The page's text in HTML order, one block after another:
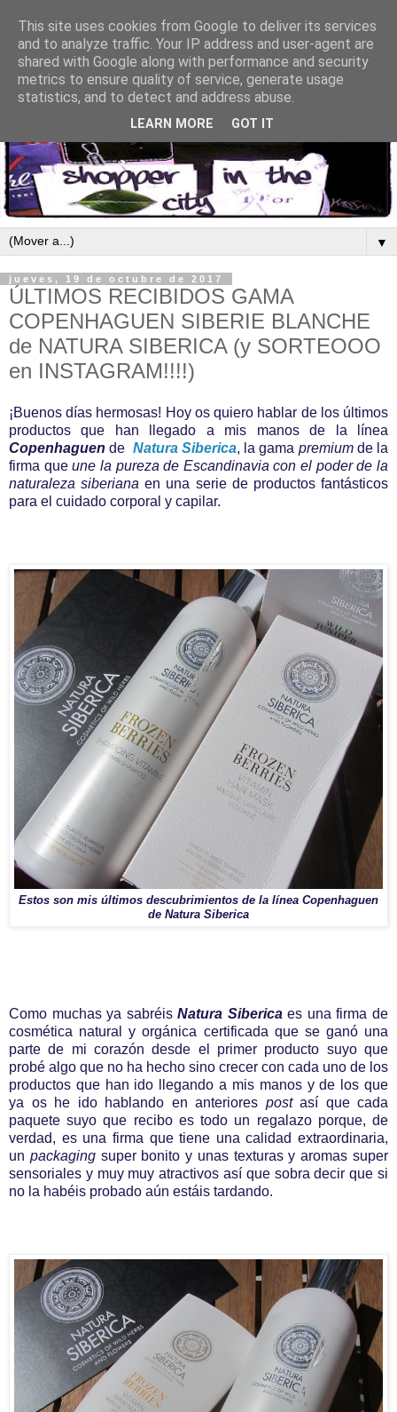
▼
jueves, 19 de octubre de 2017
ÚLTIMOS RECIBIDOS GAMA
COPENHAGUEN SIBERIE BLANCHE
de NATURA SIBERICA (y SORTEOOO
en INSTAGRAM!!!!)
¡Buenos días hermosas! Hoy os quiero hablar de los últimos
productos que han llegado a mis manos de la línea
Copenhaguen de Natura Siberica, la gama premiumde la
firma queune la pureza de Escandinavia con el poder de la
naturaleza siberiana en una serie de productos fantásticos
para el cuidado corporal y capilar.
Estos son mis últimos descubrimientos de la línea Copenhaguen
de Natura Siberica
Como muchas ya sabréisNatura Sibericaes una firma de
cosmética natural y orgánica certificada que se ganó una
parte de mi corazón desde el primer producto suyo que
probé algo que no ha hecho sino crecer con cada uno de los
productos que han ido llegando a mis manos y de los que
ya os he ido hablando en anteriores post así que cada
paquete suyo que recibo es todo un regalazo porque, de
verdad, es una firma que tiene una calidad extraordinaria,
un packaging super bonito y unas texturas y aromas super
sensoriales y muy muy atractivos así que sobra decir que si
no la habéis probado aún estáis tardando.
This site uses cookies from Google to deliver its services
and to analyze traffic. Your IP address and user-agent are
shared with Google along with performance and security
metrics to ensure quality of service, generate usage
statistics, and to detect and address abuse.
LEARN MORE GOT IT